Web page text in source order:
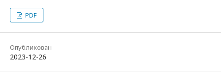
PDF
Опубликован
2023-12-26